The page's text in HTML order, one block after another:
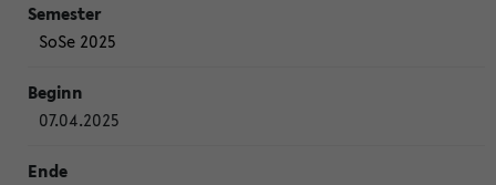
SoSe 2025
07.04.2025